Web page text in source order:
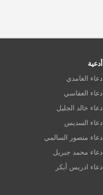
أدعية
دعاء الغامدي
دعاء العفاسي
دعاء خالد الجليل
دعاء السديس
دعاء منصور السالمي
دعاء محمد جبريل
دعاء ادريس أبكر